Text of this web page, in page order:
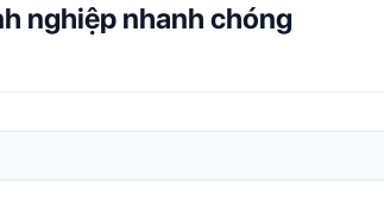
nghiệp nhanh chóng